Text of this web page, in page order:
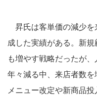
昇氏は客単価の減少を
成した実績がある。新
も増やす戦略だったが
年々減る中、来店者数を
メニュー改定や新商品